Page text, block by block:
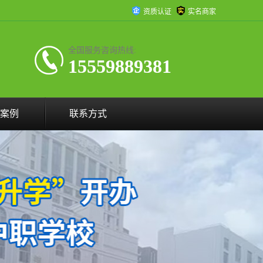
资质认证 实名商家
全国服务咨询热线:
15559889381
例 联系方式